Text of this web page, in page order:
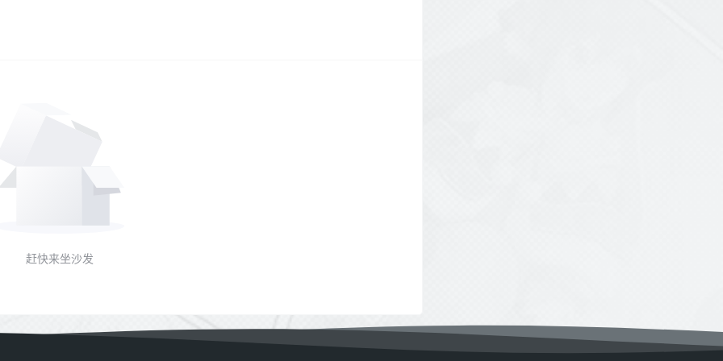
赶快来坐沙发